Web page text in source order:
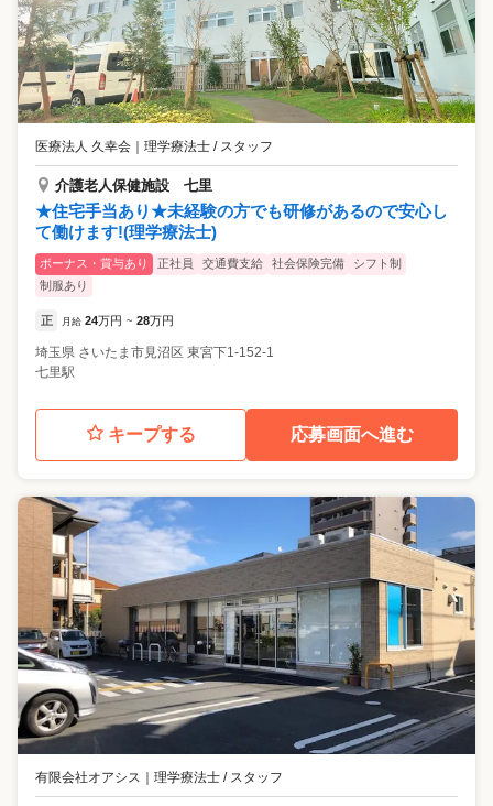
医療法人 久幸会 理学療法士 / スタッフ
介護老人保健施設 七里
★住宅手当あり★未経験の方でも研修があるので安心し
て働けます!(理学療法士)
ボーナス・賞与あり 正社員 交通費支給 社会保険完備
シフト制
制服あり
正 月給 24万円 ~ 28万円
埼玉県 さいたま市見沼区 東宮下1-152-1
七里駅
キープする 応募画面へ進む
有限会社オアシス 理学療法士 / スタッフ